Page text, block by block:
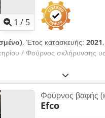
1 / 5
, Έτος κατασκευής: 2021
/ Φούρνος σκλήρυνσης
Φούρνος βαφής
Efco